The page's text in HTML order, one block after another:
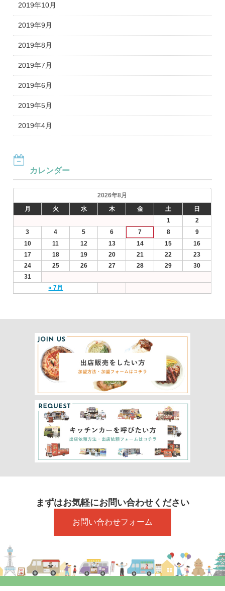
2019年10月
2019年9月
2019年8月
2019年7月
2019年6月
2019年5月
2019年4月
カレンダー
2026年8月
月
火 水 木 金 土 日
« 7月
1
2
3
4 5 6 7 8
9
10
11 12 13 14 15
16
17
18 19 20 21 22
23
24
25 26 27 28 29
30
31
まずはお気軽にお問い合わせください
お問い合わせフォーム